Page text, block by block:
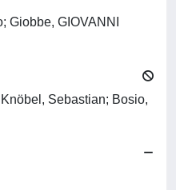
GIOVANNI
Sebastian; Bosio,